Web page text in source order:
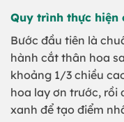
Quy trình thực hiện
Bước đầu tiên là
hành cắt thân hoa
khoảng 1/3 chiều
hoa lay ơn trước, rồi
xanh để tạo điểm